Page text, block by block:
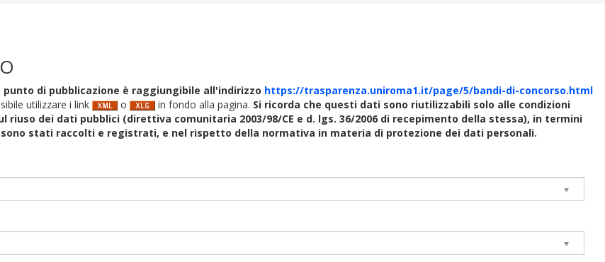
punto di pubblicazione è raggiungibile all'indirizzo https://trasparenza.uniroma1.it/page/5/bandi-di-concorso.html
utilizzare i link
o in fondo alla pagina. Si ricorda che questi dati sono riutilizzabili solo alle condizioni
dei dati pubblici (direttiva comunitaria 2003/98/CE e d. lgs. 36/2006 di recepimento della stessa), in termini
stati raccolti e registrati, e nel rispetto della normativa in materia di protezione dei dati personali.